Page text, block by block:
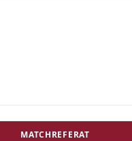
MATCHREFERAT